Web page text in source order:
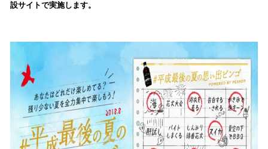
込
す
設サイトで実施します。